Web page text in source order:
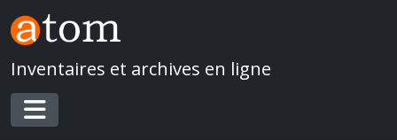
Skip to main content
Inventaires et archives en ligne
Toggle navigation